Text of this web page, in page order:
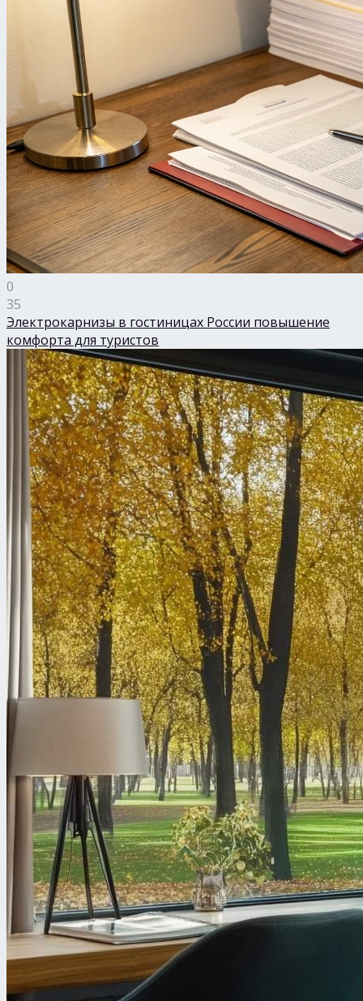
0
35
Электрокарнизы в гостиницах России повышение
комфорта для туристов